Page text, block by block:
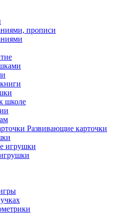
прописи
школе
Развивающие карточки
игрушки